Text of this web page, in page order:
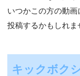
いつかこの方の動画
投稿するかもしれま
キックボク